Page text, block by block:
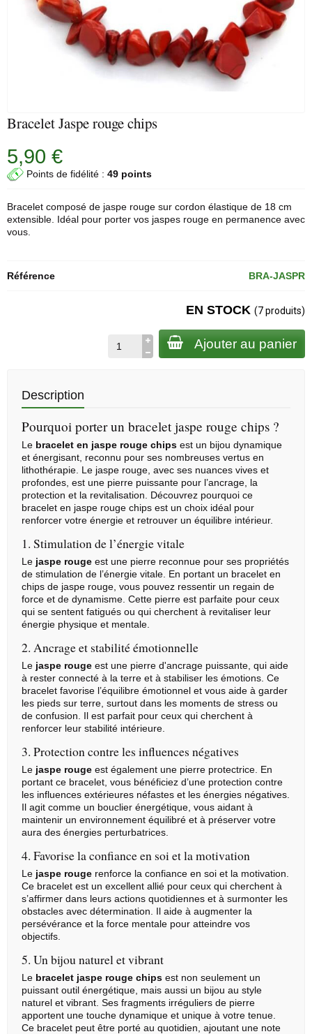
Bracelet Jaspe rouge chips
5,90 €
Points de fidélité : 49 points
Bracelet composé de jaspe rouge sur cordon élastique de 18 cm
extensible. Idéal pour porter vos jaspes rouge en permanence avec
vous.
Référence BRA-JASPR
EN STOCK (7 produits)
Ajouter au panier
Description
Pourquoi porter un bracelet jaspe rouge chips ?
Le bracelet en jaspe rouge chips est un bijou dynamique
et énergisant, reconnu pour ses nombreuses vertus en
lithothérapie . Le jaspe rouge, avec ses nuances vives et
profondes, est une pierre puissante pour l’ancrage, la
protection et la revitalisation. Découvrez pourquoi ce
bracelet en jaspe rouge chips est un choix idéal pour
renforcer votre énergie et retrouver un équilibre intérieur.
1. Stimulation de l’énergie vitale
Le jaspe rouge est une pierre reconnue pour ses propriétés
de stimulation de l’énergie vitale. En portant un bracelet en
chips de jaspe rouge, vous pouvez ressentir un regain de
force et de dynamisme. Cette pierre est parfaite pour ceux
qui se sentent fatigués ou qui cherchent à revitaliser leur
énergie physique et mentale.
2. Ancrage et stabilité émotionnelle
Le jaspe rouge est une pierre d'ancrage puissante, qui aide
à rester connecté à la terre et à stabiliser les émotions. Ce
bracelet favorise l’équilibre émotionnel et vous aide à garder
les pieds sur terre, surtout dans les moments de stress ou
de confusion. Il est parfait pour ceux qui cherchent à
renforcer leur stabilité intérieure.
3. Protection contre les influences négatives
Le jaspe rouge est également une pierre protectrice. En
portant ce bracelet, vous bénéficiez d’une protection contre
les influences extérieures néfastes et les énergies négatives.
Il agit comme un bouclier énergétique, vous aidant à
maintenir un environnement équilibré et à préserver votre
aura des énergies perturbatrices.
4. Favorise la confiance en soi et la motivation
Le jaspe rouge renforce la confiance en soi et la motivation.
Ce bracelet est un excellent allié pour ceux qui cherchent à
s’affirmer dans leurs actions quotidiennes et à surmonter les
obstacles avec détermination. Il aide à augmenter la
persévérance et la force mentale pour atteindre vos
objectifs.
5. Un bijou naturel et vibrant
Le bracelet jaspe rouge chips est non seulement un
puissant outil énergétique, mais aussi un bijou au style
naturel et vibrant. Ses fragments irréguliers de pierre
apportent une touche dynamique et unique à votre tenue.
Ce bracelet peut être porté au quotidien, ajoutant une note